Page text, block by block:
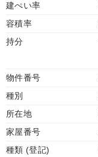
建ぺい率
容積率
持分
物件番号
種別
所在地
家屋番号
種類 (登記)